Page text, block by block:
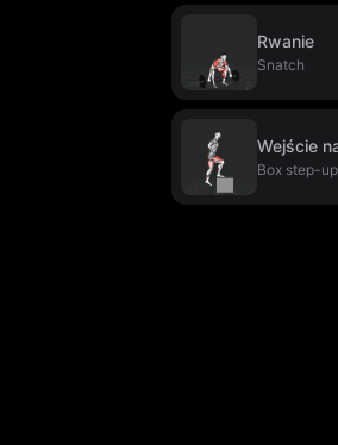
Rwanie
Snatch
Wejście
Box step-up